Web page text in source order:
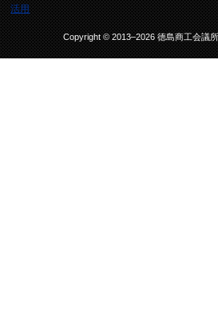
Copyright © 2013–2026 徳島商工会議